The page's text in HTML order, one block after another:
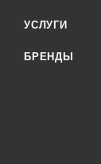
УСЛУГИ
БРЕНДЫ